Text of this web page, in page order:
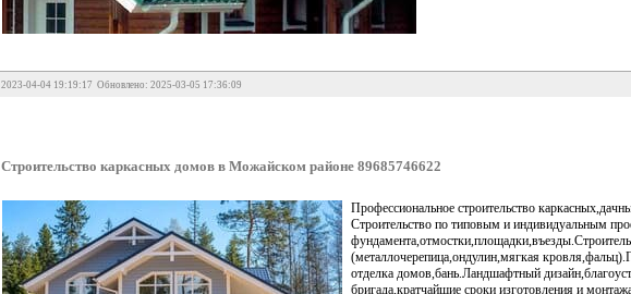
2023-04-04 19:19:17 Обновлено: 2025-03-05 17:36:09
Строительство каркасных домов в Можайском районе 89685746622
Профессиональное строительство
Строительство по типовым и индивидуальным
(металлочерепица,ондулин,мягкая
отделка домов,бань.Ландшафтный
бригада,кратчайшие сроки изготовления и